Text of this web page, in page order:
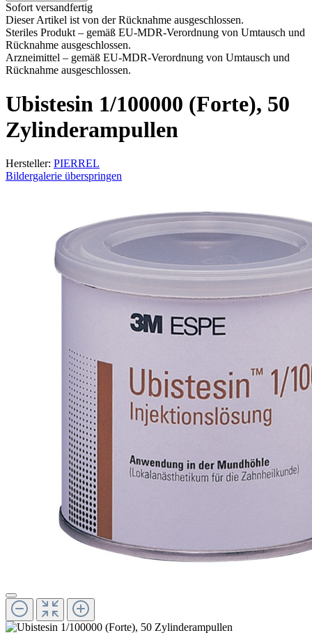
Sofort versandfertig
Dieser Artikel ist von der Rücknahme ausgeschlossen.
Steriles Produkt – gemäß EU-MDR-Verordnung von Umtausch und
Rücknahme ausgeschlossen.
Arzneimittel – gemäß EU-MDR-Verordnung von Umtausch und
Rücknahme ausgeschlossen.
Ubistesin 1/100000 (Forte), 50
Zylinderampullen
Hersteller: PIERREL
Bildergalerie überspringen